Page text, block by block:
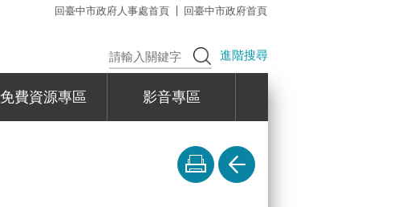
回臺中市政府人事處首頁 回臺中市政府首頁
進階搜尋
免費資源專區 影音專區